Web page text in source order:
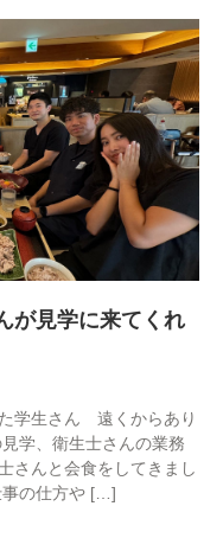
が見学に来てくれ
学生さん 遠くからあり
学、衛生士さんの業務
さんと会食をしてきまし
事の仕方や […]